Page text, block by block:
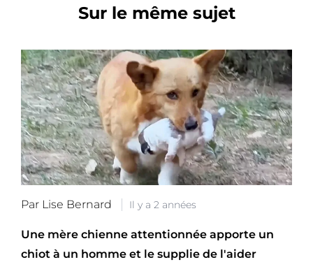
Sur le même sujet
Par Lise Bernard Il y a 2 années
Une mère chienne attentionnée apporte un
chiot à un homme et le supplie de l'aider